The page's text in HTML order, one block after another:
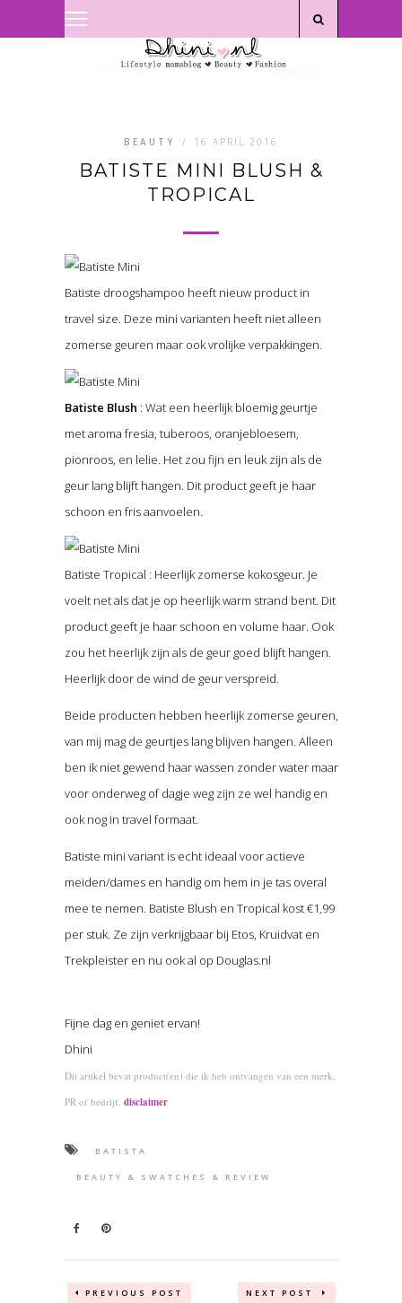
BEAUTY / 16 APRIL 2016
BATISTE MINI BLUSH &
TROPICAL
Batiste droogshampoo heeft nieuw product in
travel size. Deze mini varianten heeft niet alleen
zomerse geuren maar ook vrolijke verpakkingen.
Batiste Blush : Wat een heerlijk bloemig geurtje
met aroma fresia, tuberoos, oranjebloesem,
pionroos, en lelie. Het zou fijn en leuk zijn als de
geur lang blijft hangen. Dit product geeft je haar
schoon en fris aanvoelen.
Batiste Tropical : Heerlijk zomerse kokosgeur. Je
voelt net als dat je op heerlijk warm strand bent. Dit
product geeft je haar schoon en volume haar. Ook
zou het heerlijk zijn als de geur goed blijft hangen.
Heerlijk door de wind de geur verspreid.
Beide producten hebben heerlijk zomerse geuren,
van mij mag de geurtjes lang blijven hangen. Alleen
ben ik niet gewend haar wassen zonder water maar
voor onderweg of dagje weg zijn ze wel handig en
ook nog in travel formaat.
Batiste mini variant is echt ideaal voor actieve
meiden/dames en handig om hem in je tas overal
mee te nemen. Batiste Blush en Tropical kost €1,99
per stuk. Ze zijn verkrijgbaar bij Etos, Kruidvat en
Trekpleister en nu ook al op Douglas.nl
Fijne dag en geniet ervan!
Dhini
Dit artikel bevat product(en) die ik heb ontvangen van een merk,
PR of bedrijf. disclaimer
BATISTA
BEAUTY & SWATCHES & REVIEW
PREVIOUS POST NEXT POST